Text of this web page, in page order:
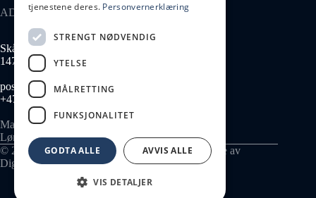
ADRESSE
Skårersletta 65
1473 Lørenskog
post@lius.no
+47 934 99 014
Man–Fre 08:00–17:00
Lør–Søn stengt
© 2026 Skårersletta 65 AS - 935 637 767. Nettside av
Digitelle.
tjenestene deres. Personvernerklæring
STRENGT NØDVENDIG
YTELSE
MÅLRETTING
FUNKSJONALITET
GODTA ALLE AVVIS ALLE
VIS DETALJER